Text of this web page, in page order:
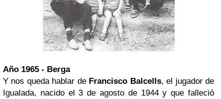
Año 1965 - Berga
Y nos queda hablar de Francisco Balcells, el jugador de
Igualada, nacido el 3 de agosto de 1944 y que falleció